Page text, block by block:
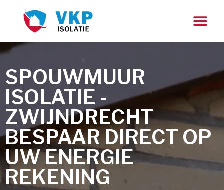
SPOUWMUUR
ISOLATIE -
ZWIJNDRECHT
BESPAAR DIRECT OP
UW ENERGIE
REKENING